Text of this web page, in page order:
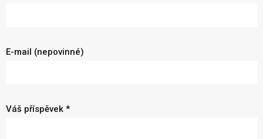
E-mail (nepovinné)
Váš příspěvek *